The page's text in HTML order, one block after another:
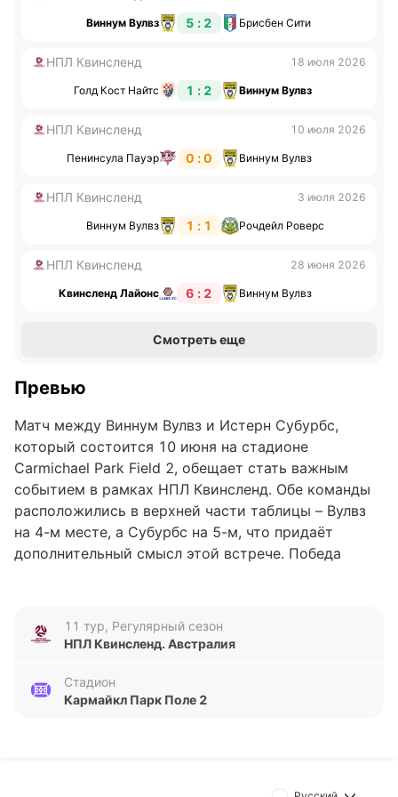
Виннум Вулвз 5 : 2 Брисбен Сити
НПЛ Квинсленд 18 июля 2026
Голд Кост Найтс 1 : 2 Виннум Вулвз
НПЛ Квинсленд 10 июля 2026
Пенинсула Пауэр 0 : 0 Виннум Вулвз
НПЛ Квинсленд 3 июля 2026
Виннум Вулвз 1 : 1 Рочдейл Роверс
НПЛ Квинсленд 28 июня 2026
Квинсленд Лайонс 6 : 2 Виннум Вулвз
Смотреть еще
Превью
Матч между Виннум Вулвз и Истерн Субурбс,
который состоится 10 июня на стадионе
Carmichael Park Field 2, обещает стать важным
событием в рамках НПЛ Квинсленд. Обе команды
расположились в верхней части таблицы – Вулвз
на 4-м месте, а Субурбс на 5-м, что придаёт
дополнительный смысл этой встрече. Победа
Анализ формы команд
Виннум Вулвз демонстрируют стабильность в
последних пяти матчах, одержав четыре победы
11 тур, Регулярный сезон
НПЛ Квинсленд. Австралия
Стадион
Кармайкл Парк Поле 2